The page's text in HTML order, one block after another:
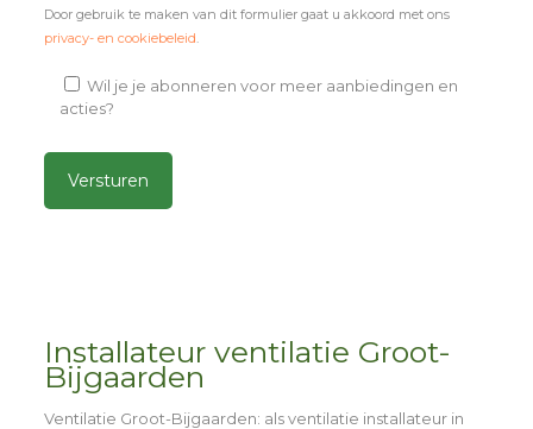
Door gebruik te maken van dit formulier gaat u akkoord met ons
privacy- en cookiebeleid
Wil je je abonneren voor meer aanbiedingen en
acties?
Installateur ventilatie Groot-
Bijgaarden
Ventilatie Groot-Bijgaarden: als ventilatie installateur in